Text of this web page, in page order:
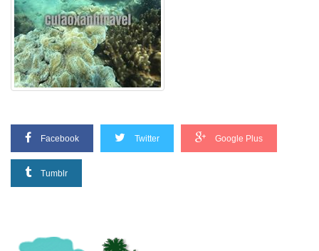
Facebook Twitter Google Plus
Tumblr